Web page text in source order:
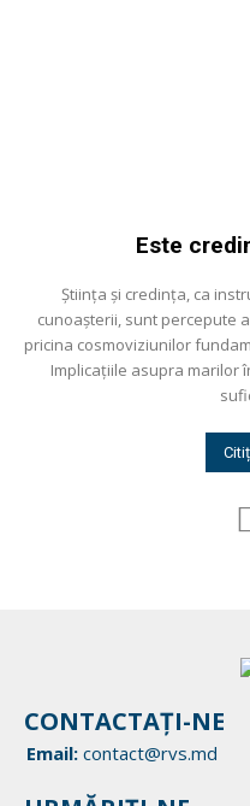
Este
Știinţa și credinţa, ca
cunoașterii, sunt percepute
pricina cosmoviziunilor
Implicaţiile asupra marilor
CONTACTAȚI-NE
Email: contact@rvs.md